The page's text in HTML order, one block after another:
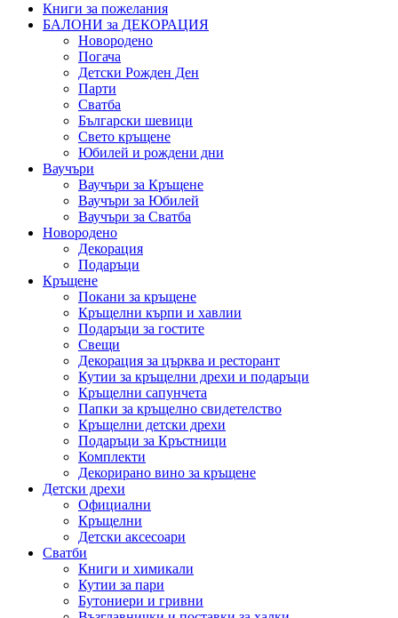
Книги за пожелания
БАЛОНИ за ДЕКОРАЦИЯ
Новородено
Погача
Детски Рожден Ден
Парти
Сватба
Български шевици
Свето кръщене
Юбилей и рождени дни
Ваучъри
Ваучъри за Кръщене
Ваучъри за Юбилей
Ваучъри за Сватба
Новородено
Декорация
Подаръци
Кръщене
Покани за кръщене
Кръщелни кърпи и хавлии
Подаръци за гостите
Свещи
Декорация за църква и ресторант
Кутии за кръщелни дрехи и подаръци
Кръщелни сапунчета
Папки за кръщелно свидетелство
Кръщелни детски дрехи
Подаръци за Кръстници
Комплекти
Декорирано вино за кръщене
Детски дрехи
Официални
Кръщелни
Детски аксесоари
Сватби
Книги и химикали
Кутии за пари
Бутониери и гривни